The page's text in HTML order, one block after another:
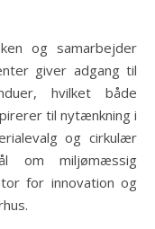
og samarbejder
giver adgang til
hvilket både
til nytænkning i
og cirkulær
om miljømæssig
for innovation og